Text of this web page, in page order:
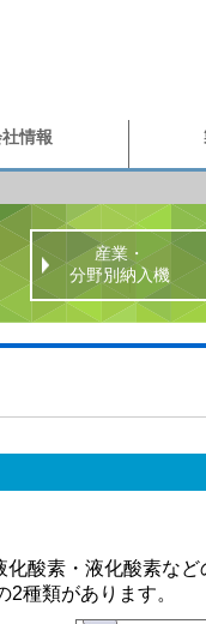
情報
産業・
分野別納入機
酸素・液化酸素な
種類があります。